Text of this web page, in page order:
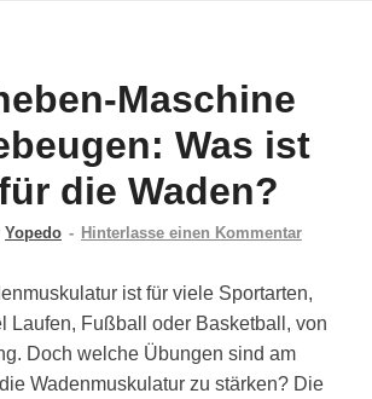
Maschine
Was ist
die Waden?
Yopedo - Hinterlasse einen Kommentar
ist für viele Sportarten,
Laufen, Fußball oder Basketball, von
Doch welche Übungen sind am
Wadenmuskulatur zu stärken? Die